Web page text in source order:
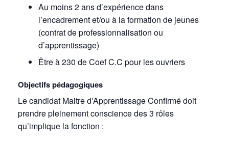
Au moins 2 ans d’expérience dans
l’encadrement et/ou à la formation de jeunes
(contrat de professionnalisation ou
d’apprentissage)
Être à 230 de Coef C.C pour les ouvriers
Objectifs pédagogiques
Le candidat Maitre d’Apprentissage Confirmé doit
prendre pleinement conscience des 3 rôles
qu’implique la fonction :